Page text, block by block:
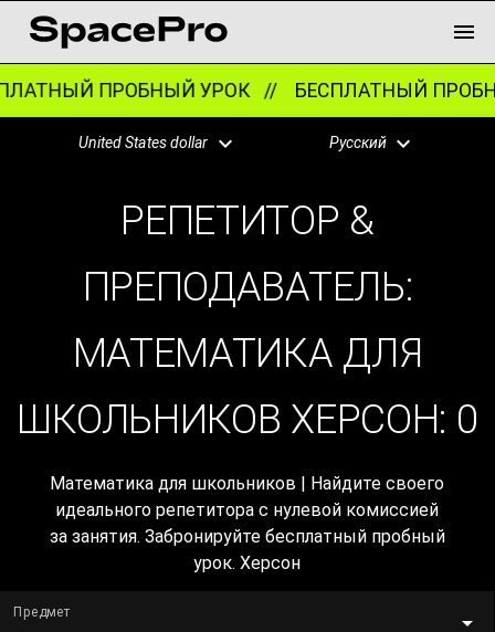
ПРОБНЫЙ УРОК // БЕСПЛАТНЫЙ
United States dollar Русский
РЕПЕТИТОР &
ПРЕПОДАВАТЕЛЬ:
МАТЕМАТИКА ДЛЯ
ШКОЛЬНИКОВ ХЕРСОН: 0
Математика для школьников | Найдите своего
идеального репетитора с нулевой комиссией
за занятия. Забронируйте бесплатный пробный
урок. Херсон
Предмет